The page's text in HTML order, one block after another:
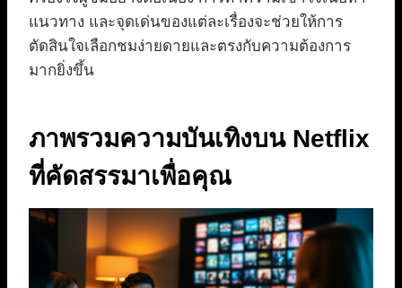
แนวทาง และจุดเด่นของแต่ละเรื่องจะช่วยให้การ
ตัดสินใจเลือกชมง่ายดายและตรงกับความต้องการ
มากยิ่งขึ้น
ภาพรวมความบันเทิงบน Netflix
ที่คัดสรรมาเพื่อคุณ